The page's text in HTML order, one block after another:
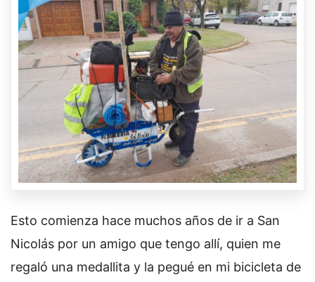
Esto comienza hace muchos años de ir a San
Nicolás por un amigo que tengo allí, quien me
regaló una medallita y la pegué en mi bicicleta de